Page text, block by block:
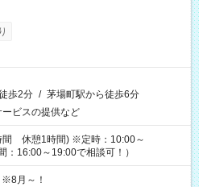
歩2分 / 茅場町駅から徒歩6分
ビスの提供など
間 休憩1時間) ※定時：10:00～
16:00～19:00で相談可！）
月～！